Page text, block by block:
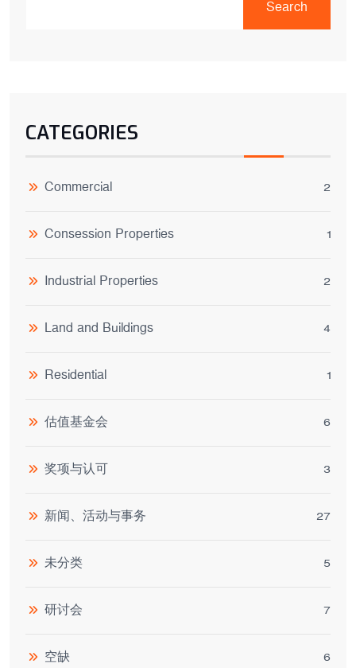
Search
CATEGORIES
Commercial 2
Consession Properties 1
Industrial Properties 2
Land and Buildings 4
Residential 1
估值基金会 6
奖项与认可 3
新闻、活动与事务 27
未分类 5
研讨会 7
空缺 6